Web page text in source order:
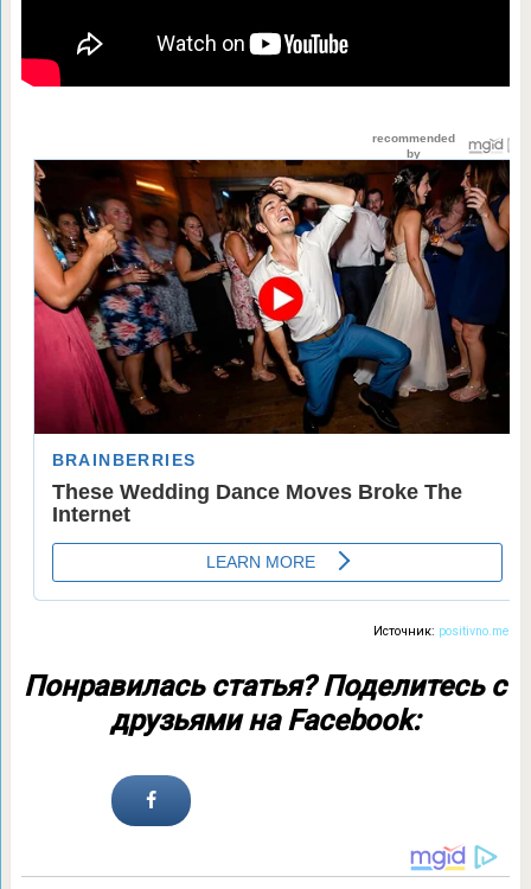
Источник: positivno.me
Понравилась статья? Поделитесь с
друзьями на Facebook: